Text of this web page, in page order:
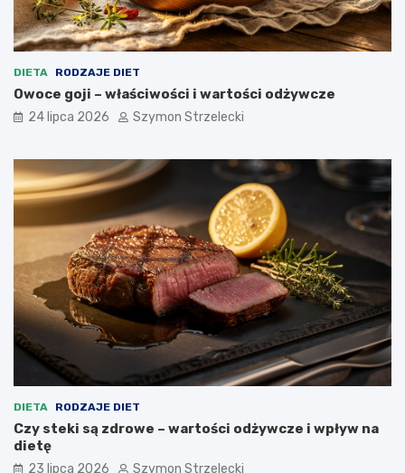
DIETA RODZAJE DIET
Owoce goji – właściwości i wartości odżywcze
24 lipca 2026 Szymon Strzelecki
DIETA RODZAJE DIET
Czy steki są zdrowe – wartości odżywcze i wpływ na
dietę
23 lipca 2026 Szymon Strzelecki